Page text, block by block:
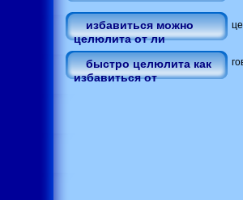
избавиться можно
целюлита от ли
быстро целюлита как
избавиться от